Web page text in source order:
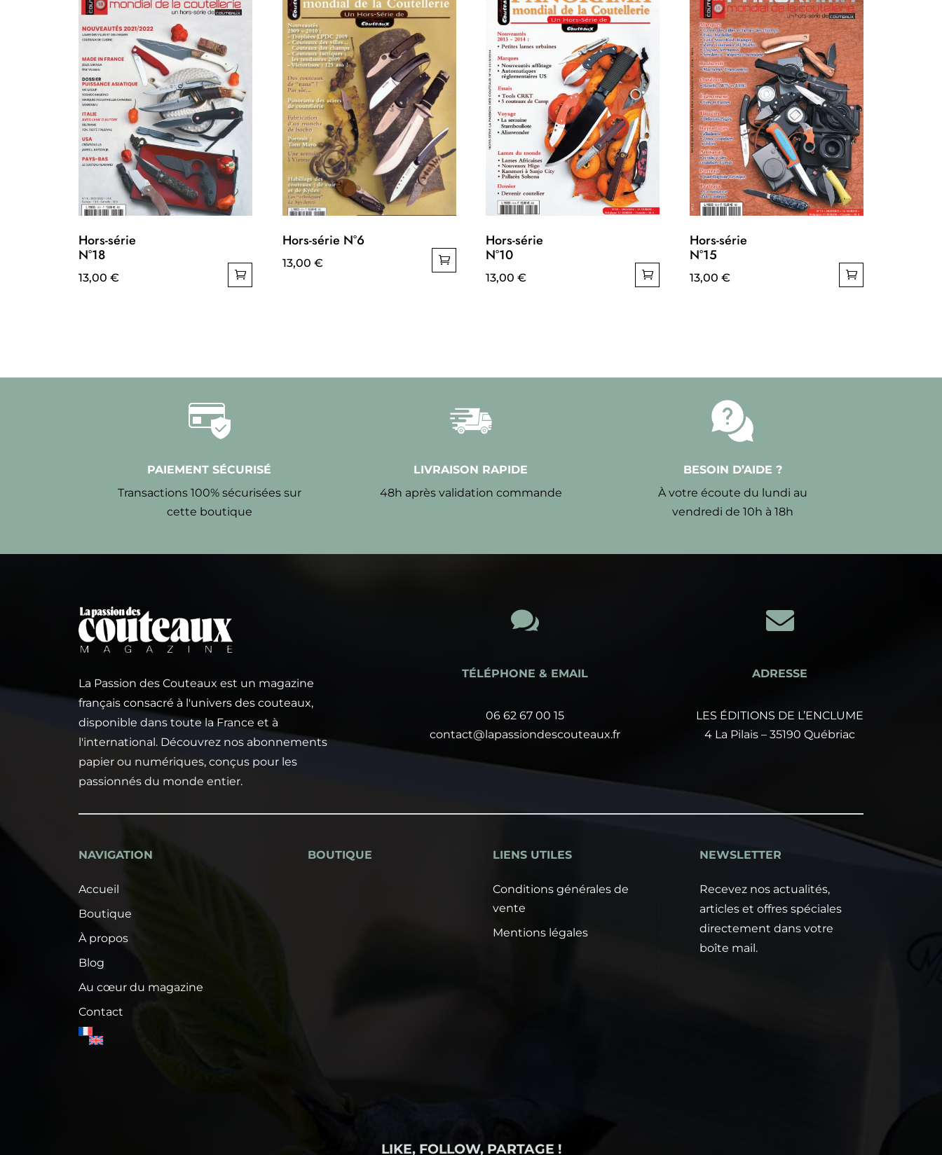
Hors-série
N°18
13,00 €
Hors-série N°6
13,00 €
Hors-série
N°10
13,00€
Hors-série
N°15
13,00 €
PAIEMENT SÉCURISÉ
Transactions 100% sécurisées sur
cette boutique
LIVRAISON RAPIDE
48h après validation commande
BESOIN D’AIDE ?
À votre écoute du lundi au
vendredi de 10h à 18h
La Passion des Couteaux est un magazine
français consacré à l'univers des couteaux,
disponible dans toute la France et à
l'international. Découvrez nos abonnements
papier ou numériques, conçus pour les
passionnés du monde entier.

TÉLÉPHONE & EMAIL
06 62 67 00 15
contact@lapassiondescouteaux.fr

ADRESSE
LES ÉDITIONS DE L’ENCLUME
4 La Pilais – 35190 Québriac
NAVIGATION
Accueil
Boutique
À propos
Blog
Au cœur du magazine
Contact
BOUTIQUE LIENS UTILES
Conditions générales de
vente
Mentions légales
NEWSLETTER
Recevez nos actualités,
articles et offres spéciales
directement dans votre
boîte mail.
LIKE, FOLLOW, PARTAGE !